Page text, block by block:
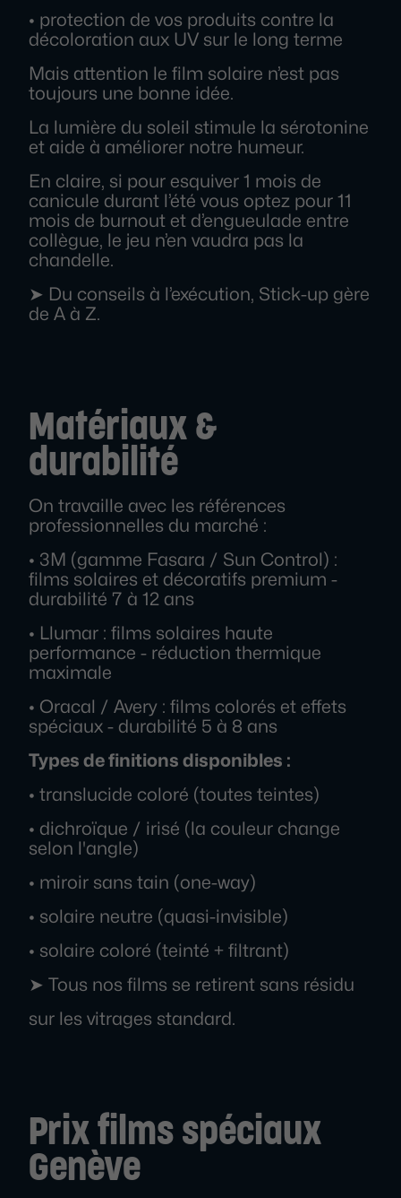
• protection de vos produits contre la
décoloration aux UV sur le long terme
Mais attention le film solaire n’est pas
toujours une bonne idée.
La lumière du soleil stimule la sérotonine
et aide à améliorer notre humeur.
En claire, si pour esquiver 1 mois de
canicule durant l’été vous optez pour 11
mois de burnout et d’engueulade entre
collègue, le jeu n’en vaudra pas la
chandelle.
➤ Du conseils à l’exécution, Stick-up gère
de A à Z.
Matériaux &
durabilité
On travaille avec les références
professionnelles du marché :
• 3M (gamme Fasara / Sun Control) :
films solaires et décoratifs premium -
durabilité 7 à 12 ans
• Llumar : films solaires haute
performance - réduction thermique
maximale
• Oracal / Avery : films colorés et effets
spéciaux - durabilité 5 à 8 ans
Types de finitions disponibles :
• translucide coloré (toutes teintes)
• dichroïque / irisé (la couleur change
selon l'angle)
• miroir sans tain (one-way)
• solaire neutre (quasi-invisible)
• solaire coloré (teinté + filtrant)
➤ Tous nos films se retirent sans résidu
sur les vitrages standard.
Prix films spéciaux
Genève